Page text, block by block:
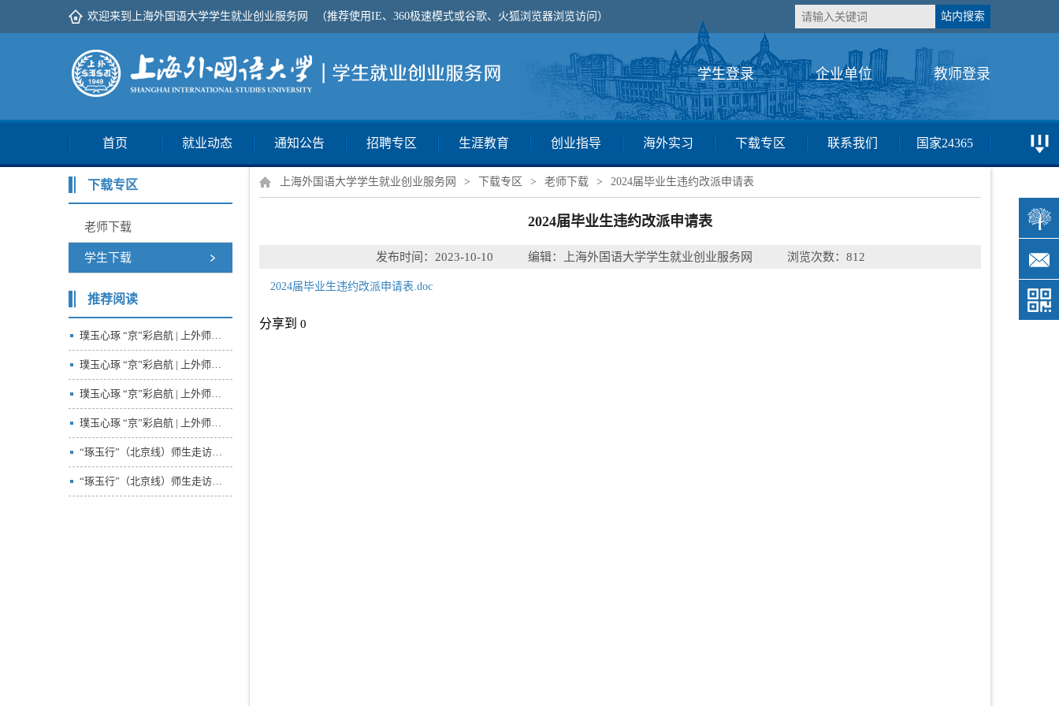
欢迎来到上海外国语大学学生就业创业服务网 （推荐使用IE、360极速模式或谷歌、火狐浏览器浏览访问）
学生登录 企业单位 教师登录
首页 就业动态 通知公告 招聘专区 生涯教育 创业指导 海外实习 下载专区 联系我们 国家24365
下载专区
老师下载
学生下载
推荐阅读
璞玉心琢 “京”彩启航 | 上外师生参访中华人民共和国商务部、中国建筑一局（集团）有限公司
璞玉心琢 “京”彩启航 | 上外师生参访中国国际青年交流中心、‌联合国难民署驻华代表处
璞玉心琢 “京”彩启航 | 上外师生参访中共中央对外联络部、小米移动互联网产业园
璞玉心琢 “京”彩启航 | 上外师生参访新华通讯社
“琢玉行”（北京线）师生走访中央对外联络部
“琢玉行”（北京线）师生走访商务部
上海外国语大学学生就业创业服务网 > 下载专区 > 老师下载 > 2024届毕业生违约改派申请表
2024届毕业生违约改派申请表
发布时间：2023-10-10 编辑：上海外国语大学学生就业创业服务网 浏览次数：812
2024届毕业生违约改派申请表.doc
分享到 0